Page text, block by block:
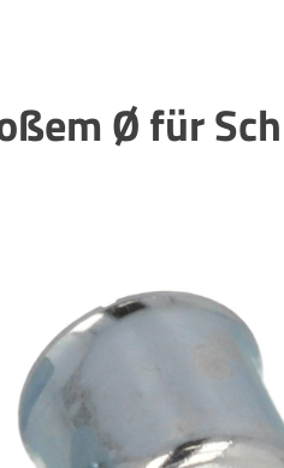
Ø für